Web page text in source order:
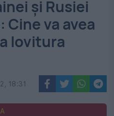
și Rusiei
va avea
lovitura
18:31